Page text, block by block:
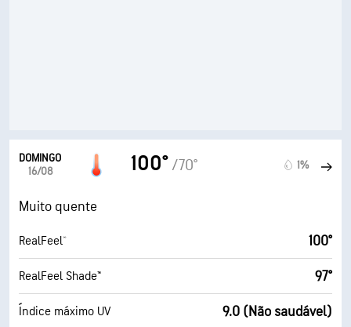
DOMINGO
16/08
100° /70° 1%
Muito quente
RealFeel® 100°
RealFeel Shade™ 97°
Índice máximo UV 9.0 (Não saudável)